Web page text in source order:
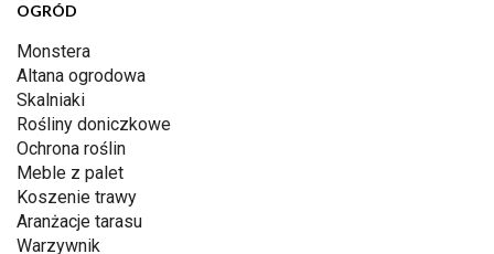
OGRÓD
Monstera
Altana ogrodowa
Skalniaki
Rośliny doniczkowe
Ochrona roślin
Meble z palet
Koszenie trawy
Aranżacje tarasu
Warzywnik